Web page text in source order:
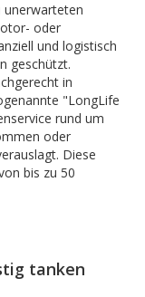
unerwarteten
oder
und logistisch
geschützt.
in
"LongLife
rund um
oder
Diese
bis zu 50
tanken